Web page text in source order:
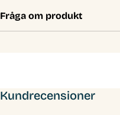
Fråga om produkt
Kundrecensioner